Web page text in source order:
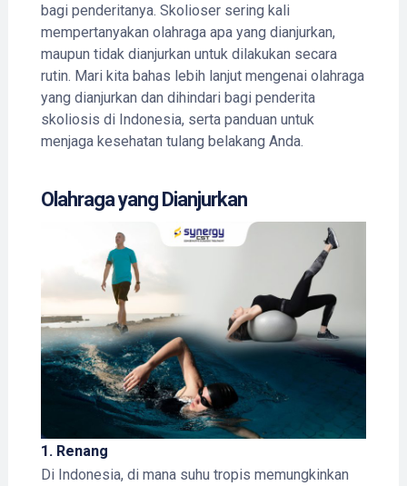
bagi penderitanya. Skolioser sering kali
mempertanyakan olahraga apa yang dianjurkan,
maupun tidak dianjurkan untuk dilakukan secara
rutin. Mari kita bahas lebih lanjut mengenai olahraga
yang dianjurkan dan dihindari bagi penderita
skoliosis di Indonesia, serta panduan untuk
menjaga kesehatan tulang belakang Anda.
Olahraga yang Dianjurkan
1. Renang
Di Indonesia, di mana suhu tropis memungkinkan